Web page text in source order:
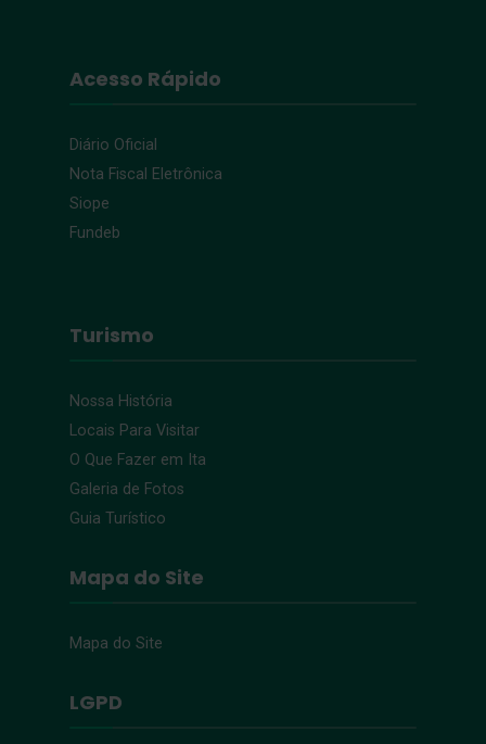
Acesso Rápido
Diário Oficial
Nota Fiscal Eletrônica
Siope
Fundeb
Turismo
Nossa História
Locais Para Visitar
O Que Fazer em Ita
Galeria de Fotos
Guia Turístico
Mapa do Site
Mapa do Site
LGPD